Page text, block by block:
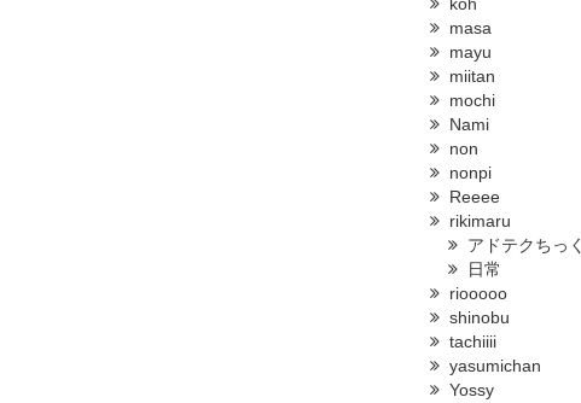
masa
mayu
miitan
mochi
Nami
non
nonpi
Reeee
rikimaru
アドテクちっく
日常
riooooo
shinobu
tachiiii
yasumichan
Yossy